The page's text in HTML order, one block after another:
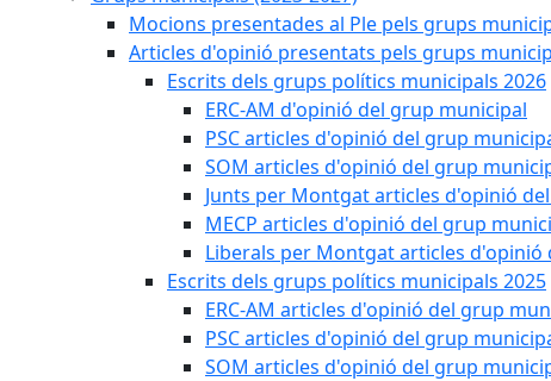
Mocions presentades al Ple pels grups
Articles d'opinió presentats pels grups
Escrits dels grups polítics municipals 2026
ERC-AM d'opinió del grup municipal
PSC articles d'opinió del grup
SOM articles d'opinió del grup
Junts per Montgat articles d'opinió
MECP articles d'opinió del grup
Liberals per Montgat articles d'opinió
Escrits dels grups polítics municipals 2025
ERC-AM articles d'opinió del grup
PSC articles d'opinió del grup
SOM articles d'opinió del grup